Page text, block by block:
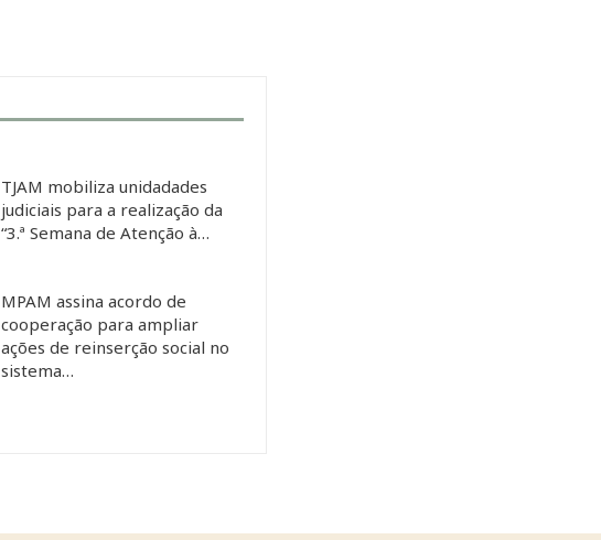
TJAM mobiliza unidadades
judiciais para a realização da
“3.ª Semana de Atenção à…
MPAM assina acordo de
cooperação para ampliar
ações de reinserção social no
sistema…